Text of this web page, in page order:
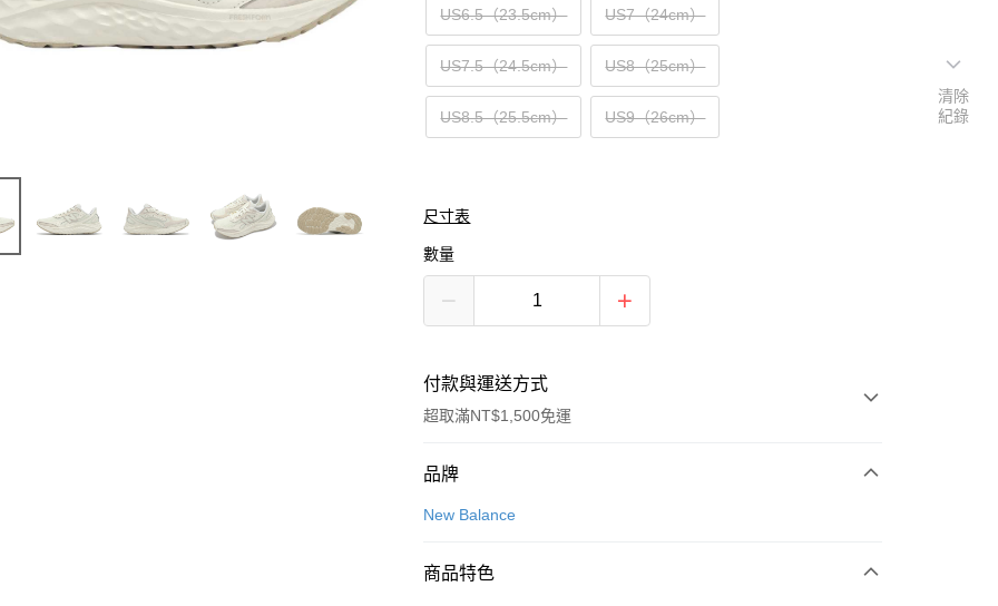
US6.5（23.5cm） US7（24cm）
US7.5（24.5cm） US8（25cm）
US8.5（25.5cm） US9（26cm）
尺寸表
數量
付款與運送方式
超取滿NT$1,500免運
付款方式
信用卡一次付款
品牌
New Balance
商品特色
清除
紀錄